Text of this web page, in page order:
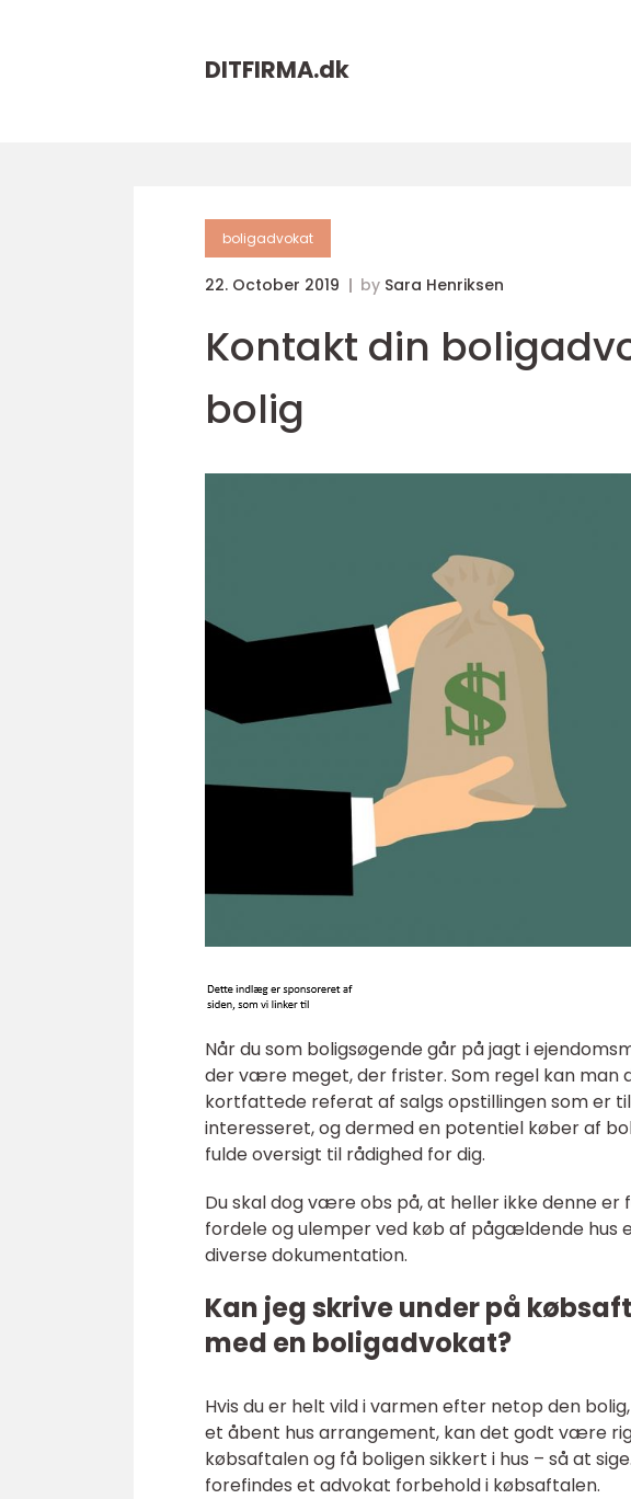
DITFIRMA.dk
boligadvokat
22. October 2019 by Sara Henriksen
Kontakt din
bolig
Når du som boligsøgende går på jagt i
der være meget, der frister. Som regel kan
kortfattede referat af salgs opstillingen som er
interesseret, og dermed en potentiel køber af
fulde oversigt til rådighed for dig.
Du skal dog være obs på, at heller ikke denne
fordele og ulemper ved køb af pågældende hus
diverse dokumentation.
Kan jeg skrive under på
med en boligadvokat?
Hvis du er helt vild i varmen efter netop den
et åbent hus arrangement, kan det godt være
købsaftalen og få boligen sikkert i hus – så at
forefindes et advokat forbehold i købsaftalen.